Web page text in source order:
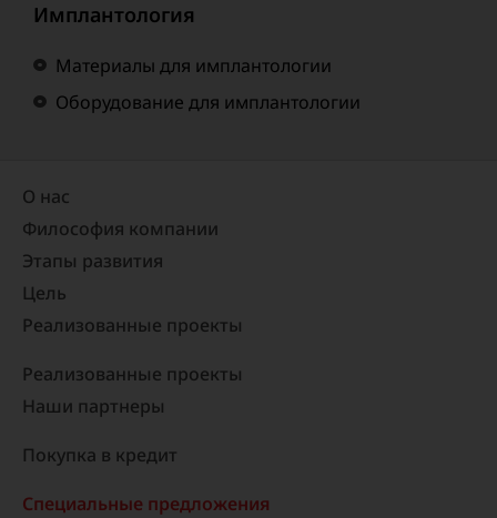
Имплантология
Материалы для имплантологии
Оборудование для имплантологии
О нас
Философия компании
Этапы развития
Цель
Реализованные проекты​
Реализованные проекты
Наши партнеры
Покупка в кредит
Специальные предложения